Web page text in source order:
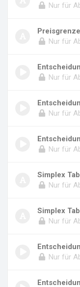
Nur für
Nur für
Nur für
Nur für
Nur für
Simplex
Nur für
Simplex
Nur für
Nur für